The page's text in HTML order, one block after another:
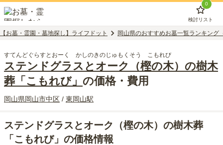
0
検討リスト
【お墓・霊園・墓地探し】ライフドット 岡山県のおすすめお墓一覧ランキング
すてんどぐらすとおーく かしのきのじゅもくそう こもれび
ステンドグラスとオーク（樫の木）の樹木
葬「こもれび」 の価格・費用
岡山県岡山市中区 / 東岡山駅
ステンドグラスとオーク（樫の木）の樹木葬
「こもれび」の価格情報